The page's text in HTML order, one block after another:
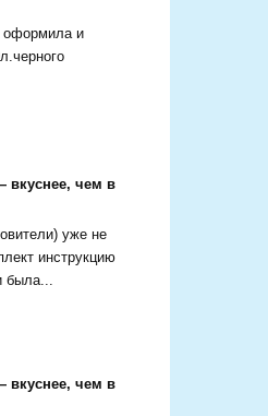
оформила и
вкуснее, чем в
уже не
инструкцию
вкуснее, чем в